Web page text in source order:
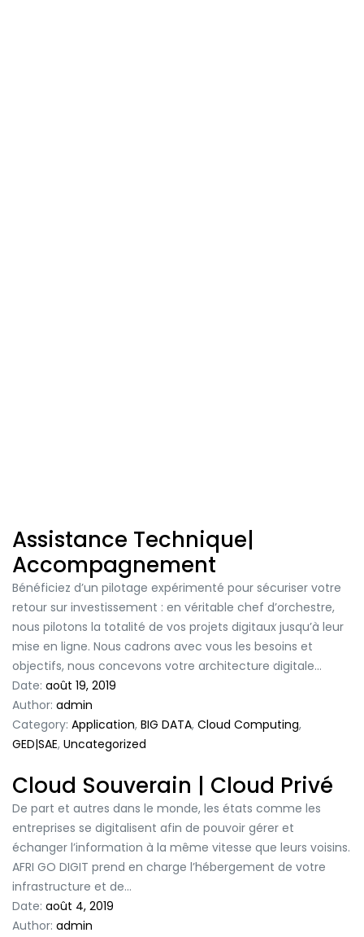
Assistance Technique|
Accompagnement
Bénéficiez d’un pilotage expérimenté pour sécuriser votre
retour sur investissement : en véritable chef d’orchestre,
nous pilotons la totalité de vos projets digitaux jusqu’à leur
mise en ligne. Nous cadrons avec vous les besoins et
objectifs, nous concevons votre architecture digitale…
Date: août 19, 2019
Author: admin
Category: Application, BIG DATA, Cloud Computing,
GED|SAE, Uncategorized
Cloud Souverain | Cloud Privé
De part et autres dans le monde, les états comme les
entreprises se digitalisent afin de pouvoir gérer et
échanger l’information à la même vitesse que leurs voisins.
AFRI GO DIGIT prend en charge l’hébergement de votre
infrastructure et de…
Date: août 4, 2019
Author: admin